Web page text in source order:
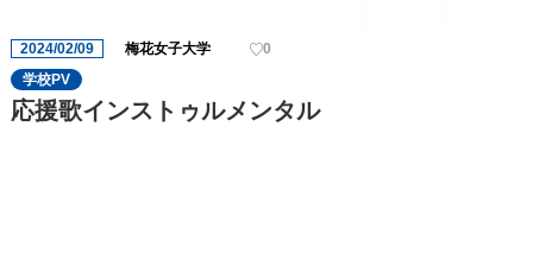
2024/02/09 梅花女子大学
0
学校PV
応援歌インストゥルメンタル